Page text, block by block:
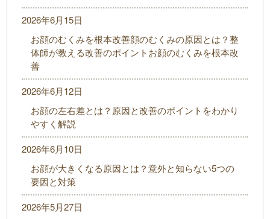
お顔のむくみを根本改善顔のむくみの原因とは？整
体師が教える改善のポイントお顔のむくみを根本改
善
2026年6月15日
お顔の左右差とは？原因と改善のポイントをわかり
やすく解説
2026年6月12日
お顔が大きくなる原因とは？意外と知らない5つの
要因と対策
2026年6月10日
2026年5月27日